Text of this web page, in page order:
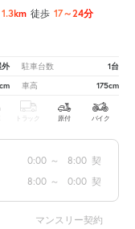
1.3km 徒歩 17～24分
外 駐車台数 1台
車高 175cm
トラック 原付 バイク
0:00 ～ 8:00 契
8:00 ～ 0:00 契
マンスリー契約